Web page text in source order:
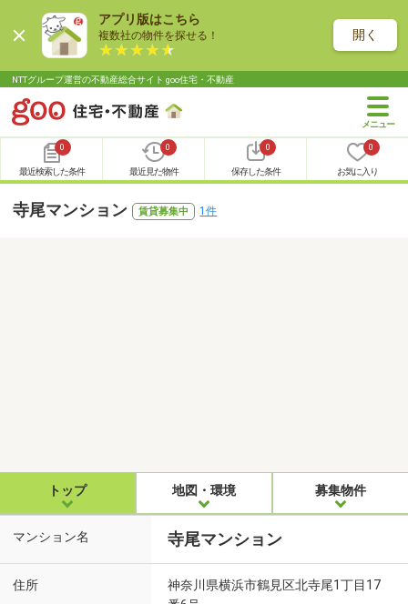
アプリ版はこちら
複数社の物件を探せる！ 開く
NTTグループ運営の不動産総合サイト goo住宅・不動産
0
最近検索した条件
0
最近見た物件
0
保存した条件
0
お気に入り
寺尾マンション 賃貸募集中 1件
トップ 地図・環境 募集物件
マンション名 寺尾マンション
住所
神奈川県横浜市鶴見区北寺尾1丁目17